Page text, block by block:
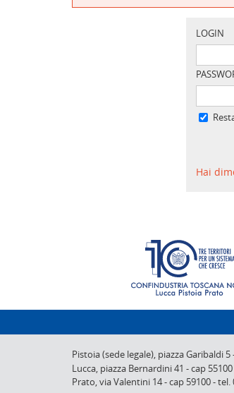
ABOUT US
LOGIN
Hai
Pistoia (sede legale), piazza Garibaldi 5
Lucca, piazza Bernardini 41 -cap 55100
Prato,via Valentini 14-cap 59100-tel.